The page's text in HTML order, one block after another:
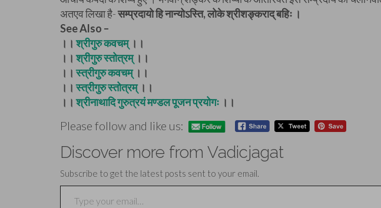
अतएव लिखा है-सम्प्रदायो हि नान्योऽस्ति, लोके श्रीशङ्कराद्‌ बहिः ।
See Also –
।।श्रीगुरु कवचम् ।।
।।श्रीगुरु स्तोत्रम् ।।
।।स्त्रीगुरु कवचम् ।।
।।स्त्रीगुरु स्तोत्रम् ।।
।।श्रीनाथादि गुरुत्रयं मण्डल पूजन प्रयोगः ।।
Please follow and like us:
Discover more from Vadicjagat
Subscribe to get the latest posts sent to your email.
Type your email…